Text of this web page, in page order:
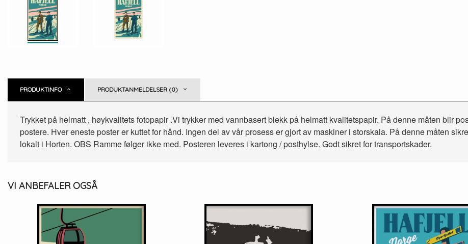
PRODUKTINFO PRODUKTANMELDELSER (0)
Trykket på helmatt , høykvalitets fotopapir .Vi trykker med vannbasert blekk på helmatt kvalitetspapir. På denne måten blir
postere. Hver eneste poster er kuttet for hånd. Ingen del av vår prosess er gjort av maskiner i storskala. På denne måten
lokalt i Horten. OBS Ramme følger ikke med. Posteren leveres i kartong / posthylse. Godt sikret for transportskader.
VI ANBEFALER OGSÅ